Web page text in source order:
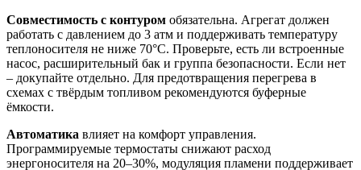
Совместимость с контуром обязательна. Агрегат должен
работать с давлением до 3 атм и поддерживать температуру
теплоносителя не ниже 70°C. Проверьте, есть ли встроенные
насос, расширительный бак и группа безопасности. Если нет
– докупайте отдельно. Для предотвращения перегрева в
схемах с твёрдым топливом рекомендуются буферные
ёмкости.
Автоматика влияет на комфорт управления.
Программируемые термостаты снижают расход
энергоносителя на 20–30%, модуляция пламени поддерживает